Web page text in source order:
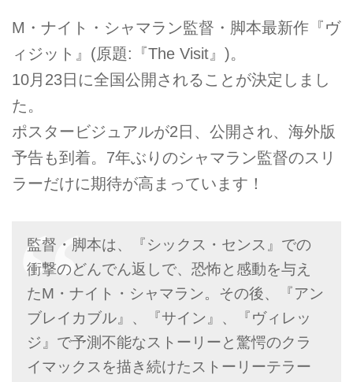
M・ナイト・シャマラン監督・脚本最新作『ヴ
ィジット』(原題:『The Visit』)。
10月23日に全国公開されることが決定しまし
た。
ポスタービジュアルが2日、公開され、海外版
予告も到着。7年ぶりのシャマラン監督のスリ
ラーだけに期待が高まっています！
監督・脚本は、『シックス・センス』での
衝撃のどんでん返しで、恐怖と感動を与え
たM・ナイト・シャマラン。その後、『アン
ブレイカブル』、『サイン』、『ヴィレッ
ジ』で予測不能なストーリーと驚愕のクラ
イマックスを描き続けたストーリーテラー